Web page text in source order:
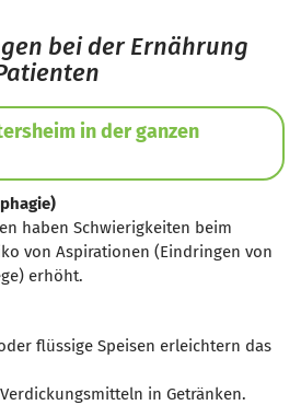
bei der Ernährung
in der ganzen
haben Schwierigkeiten beim
von Aspirationen (Eindringen von
erhöht.
flüssige Speisen erleichtern das
in Getränken.